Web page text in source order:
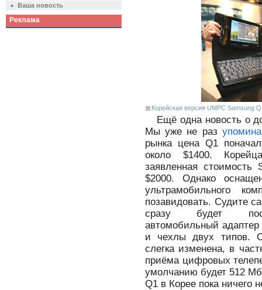
Ваша новость
Реклама
Корейская версия UMPC Samsung
Ещё одна новость о
Мы уже не раз
рынка цена Q1
около $1400.
заявленная стоимость
$2000. Однако
ультрамобильного
позавидовать. Cудите
сразу будет
автомобильный
и чехлы двух типов.
слегка изменена, в
приёма цифровых
умолчанию будет 512
Q1 в Корее пока ничего